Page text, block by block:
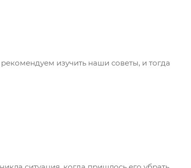
изучить наши советы, и тогда